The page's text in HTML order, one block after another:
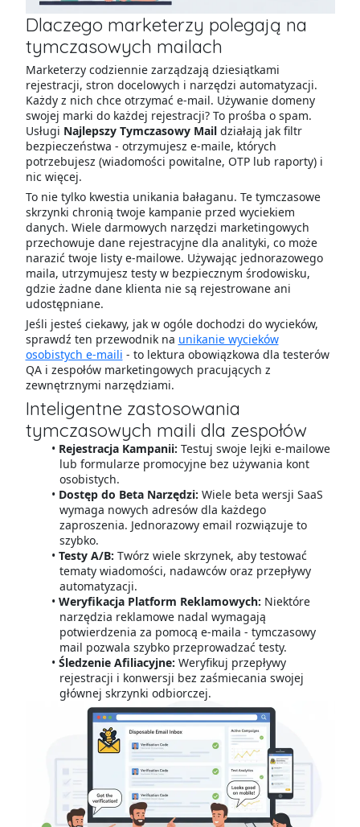
Dlaczego marketerzy polegają na
tymczasowych mailach
Marketerzy codziennie zarządzają dziesiątkami
rejestracji, stron docelowych i narzędzi automatyzacji.
Każdy z nich chce otrzymać e-mail. Używanie domeny
swojej marki do każdej rejestracji? To prośba o spam.
Usługi Najlepszy Tymczasowy Maildziałają jak filtr
bezpieczeństwa - otrzymujesz e-maile, których
potrzebujesz (wiadomości powitalne, OTP lub raporty) i
nic więcej.
To nie tylko kwestia unikania bałaganu. Te tymczasowe
skrzynki chronią twoje kampanie przed wyciekiem
danych. Wiele darmowych narzędzi marketingowych
przechowuje dane rejestracyjne dla analityki, co może
narazić twoje listy e-mailowe. Używając jednorazowego
maila, utrzymujesz testy w bezpiecznym środowisku,
gdzie żadne dane klienta nie są rejestrowane ani
udostępniane.
Jeśli jesteś ciekawy, jak w ogóle dochodzi do wycieków,
sprawdź ten przewodnik na unikanie wycieków
osobistych e-maili - to lektura obowiązkowa dla testerów
QA i zespołów marketingowych pracujących z
zewnętrznymi narzędziami.
Inteligentne zastosowania
tymczasowych maili dla zespołów
Rejestracja Kampanii: Testuj swoje lejki e-mailowe
lub formularze promocyjne bez używania kont
osobistych.
Dostęp do Beta Narzędzi: Wiele beta wersji SaaS
wymaga nowych adresów dla każdego
zaproszenia. Jednorazowy email rozwiązuje to
szybko.
Testy A/B: Twórz wiele skrzynek, aby testować
tematy wiadomości, nadawców oraz przepływy
automatyzacji.
Weryfikacja Platform Reklamowych: Niektóre
narzędzia reklamowe nadal wymagają
potwierdzenia za pomocą e-maila - tymczasowy
mail pozwala szybko przeprowadzać testy.
Śledzenie Afiliacyjne: Weryfikuj przepływy
rejestracji i konwersji bez zaśmiecania swojej
głównej skrzynki odbiorczej.